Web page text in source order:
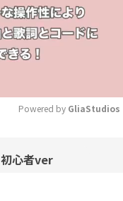
Powered by GliaStudios
初心者ver